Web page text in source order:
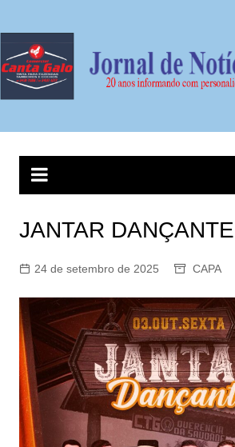
conteúdo
JANTAR
24 de setembro de 2025 CAPA